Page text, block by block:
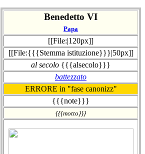
Benedetto VI
Papa
[[File:|120px]]
[[File:{{{Stemma istituzione}}}|50px]]
al secolo {{{alsecolo}}}
battezzato
ERRORE in "fase canonizz"
{{{note}}}
{{{motto}}}